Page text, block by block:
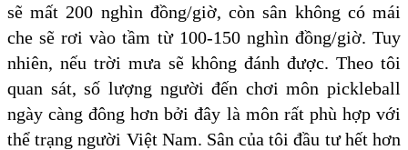
sẽ mất 200 nghìn đồng/giờ, còn sân không có mái
che sẽ rơi vào tầm từ 100-150 nghìn đồng/giờ. Tuy
nhiên, nếu trời mưa sẽ không đánh được. Theo tôi
quan sát, số lượng người đến chơi môn pickleball
ngày càng đông hơn bởi đây là môn rất phù hợp với
thể trạng người Việt Nam. Sân của tôi đầu tư hết hơn